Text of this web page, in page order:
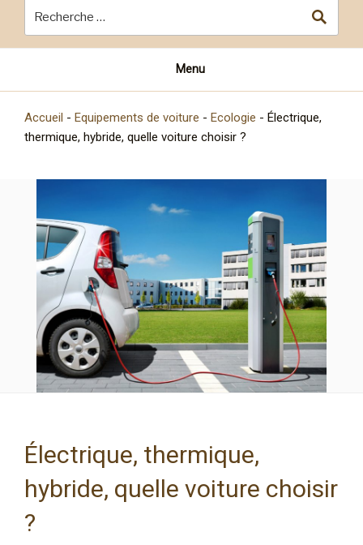
Menu
Accueil - Equipements de voiture - Ecologie - Électrique,
thermique, hybride, quelle voiture choisir ?
Électrique, thermique,
hybride, quelle voiture choisir
?